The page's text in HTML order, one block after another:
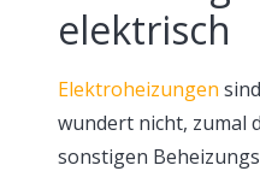
elektrisch
Elektroheizungen
wundert nicht, zumal
sonstigen